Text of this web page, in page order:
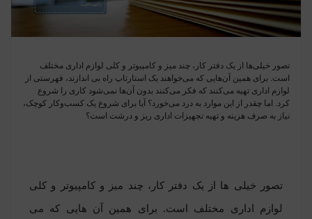
تصور خیلی‌ها از یک دفتر کار، چند میز و کامپیوتر و کلی لوازم اداری مختلف
است. برای همین آن‌هایی که می‌خواهند یک استارتاپ راه بی اندازند، فهرستی از
لوازم اداری تهیه می‌کنند که فکر می‌کنند بدون آن‌ها نمی‌شود کاری را شروع
کرد. اما چقدر از این موارد به درد می‌خورد؟ آیا برای شروع یک کسب‌وکار کوچک،
نیاز به صرف هزینه و تهیه تجهیزات اداری ریز و درشت است؟
تصور خیلی ها از یک دفتر کار، چند میز و کامپیوتر و کلی
لوازم اداری مختلف است. برای همین آن هایی که می